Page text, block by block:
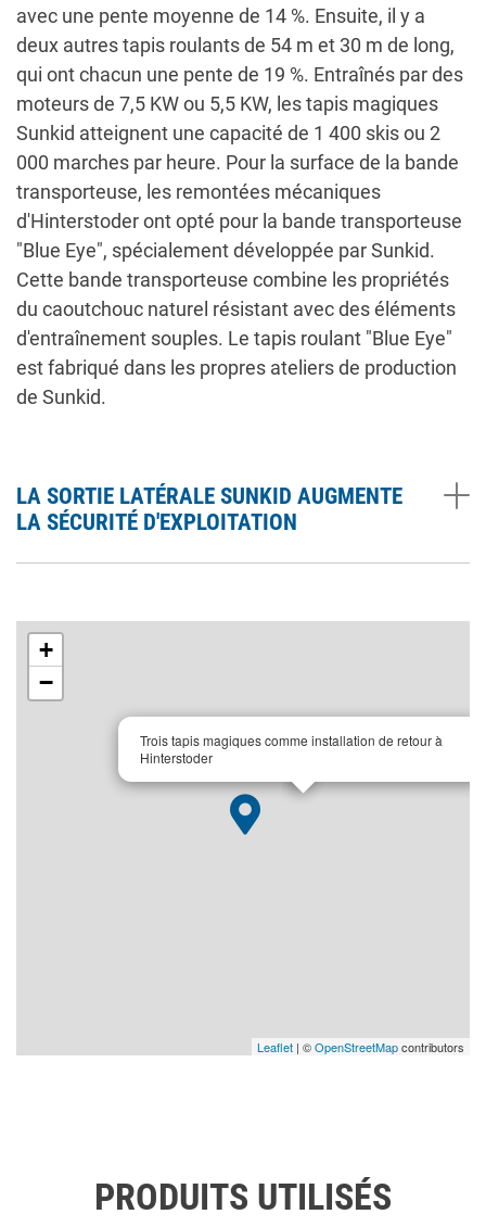
avec une pente moyenne de 14 %. Ensuite, il y a
deux autres tapis roulants de 54 m et 30 m de long,
qui ont chacun une pente de 19 %. Entraînés par des
moteurs de 7,5 KW ou 5,5 KW, les tapis magiques
Sunkid atteignent une capacité de 1 400 skis ou 2
000 marches par heure. Pour la surface de la bande
transporteuse, les remontées mécaniques
d'Hinterstoder ont opté pour la bande transporteuse
"Blue Eye", spécialement développée par Sunkid.
Cette bande transporteuse combine les propriétés
du caoutchouc naturel résistant avec des éléments
d'entraînement souples. Le tapis roulant "Blue Eye"
est fabriqué dans les propres ateliers de production
de Sunkid.
LA SORTIE LATÉRALE SUNKID AUGMENTE
LA SÉCURITÉ D'EXPLOITATION
Trois tapis magiques comme installation de retour à
Hinterstoder
+
−
Leaflet | ©OpenStreetMapcontributors
PRODUITS UTILISÉS